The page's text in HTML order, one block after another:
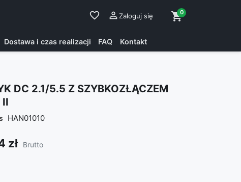
favorite_border Zaloguj się shopping_cart
0
Dostawa i czas realizacji FAQ Kontakt
DC 2.1/5.5 Z SZYBKOZŁĄCZEM
II
HAN01010
zł Brutto